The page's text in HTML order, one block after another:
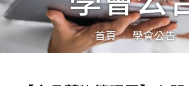
首頁 - 學會公告